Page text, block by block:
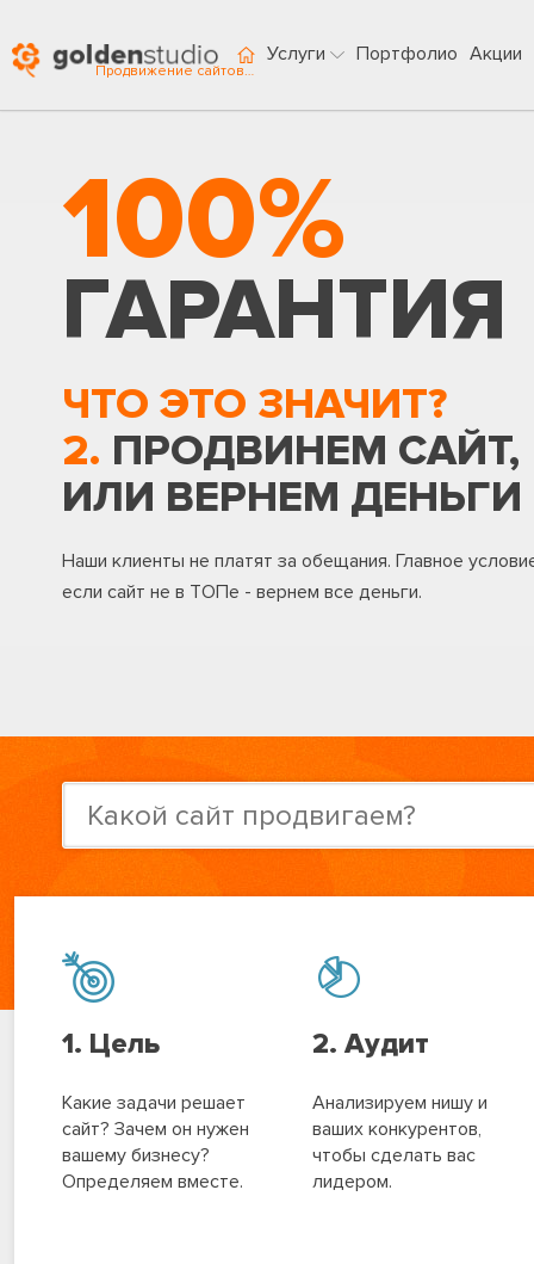
Продвижение сайтов в Перми
Услуги Портфолио Акции
100%
ГАРАНТИЯ
ЧТО ЭТО ЗНАЧИТ?
2. ПРОДВИНЕМ САЙТ,
ИЛИ ВЕРНЕМ ДЕНЬГИ
Наши клиенты не платят за обещания. Главное
если сайт не в ТОПе - вернем все деньги.
1. Цель
Какие задачи решает
сайт? Зачем он нужен
вашему бизнесу?
Определяем вместе.
2. Аудит
Анализируем нишу и
ваших конкурентов,
чтобы сделать вас
лидером.